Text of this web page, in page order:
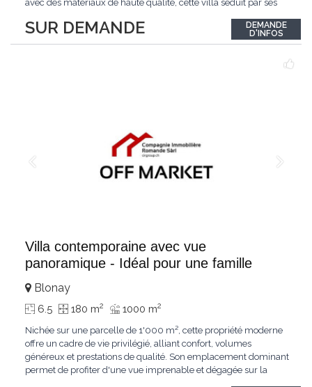
SUR DEMANDE
avec des matériaux de haute qualité, cette villa séduit par ses
remarquable.L'espace de vie s'ouvre sur un jardin avec piscine,
un véritable...
DEMANDE
D'INFOS
Villa contemporaine avec vue
panoramique - Idéal pour une famille
Blonay
6.5 180 m2 1000 m2
Nichée sur une parcelle de 1'000 m², cette propriété moderne
offre un cadre de vie privilégié, alliant confort, volumes
généreux et prestations de qualité. Son emplacement dominant
permet de profiter d'une vue imprenable et dégagée sur la